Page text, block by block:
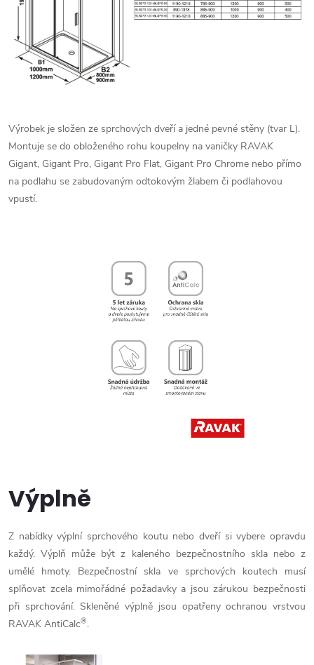
Výrobek je složen ze sprchových dveří a jedné pevné stěny (tvar L).
Montuje se do obloženého rohu koupelny na vaničky RAVAK
Gigant, Gigant Pro, Gigant Pro Flat, Gigant Pro Chrome nebo přímo
na podlahu se zabudovaným odtokovým žlabem či podlahovou
vpustí.
Výplně
Z nabídky výplní sprchového koutu nebo dveří si vybere opravdu
každý. Výplň může být z kaleného bezpečnostního skla nebo z
umělé hmoty. Bezpečnostní skla ve sprchových koutech musí
splňovat zcela mimořádné požadavky a jsou zárukou bezpečnosti
při sprchování. Skleněné výplně jsou opatřeny ochranou vrstvou
RAVAK AntiCalc®.